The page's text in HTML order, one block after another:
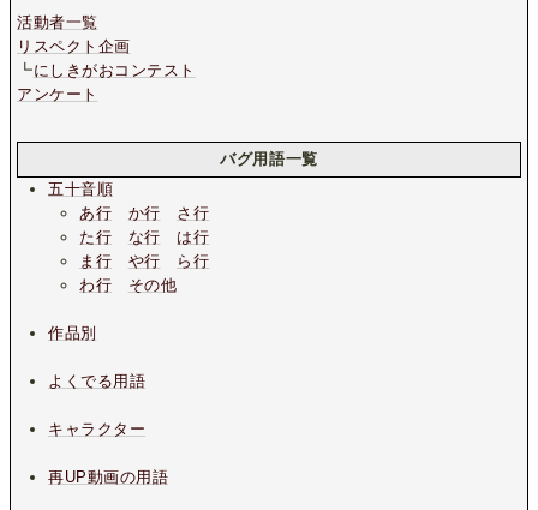
活動者一覧
リスペクト企画
┗にしきがおコンテスト
アンケート
バグ用語一覧
五十音順
あ行
か行
さ行
た行
な行
は行
ま行
や行
ら行
わ行
その他
作品別
よくでる用語
キャラクター
再UP動画の用語